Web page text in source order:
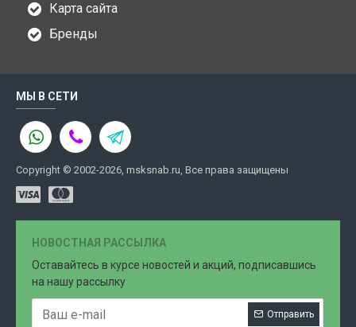
Карта сайта
Бренды
МЫ В СЕТИ
Copyright © 2002-2026, msksnab.ru, Все права защищены
НОВОСТНАЯ РАССЫЛКА
Оставайтесь в курсе новостей и акций, подписавшись
на нашу рассылку
Отправить